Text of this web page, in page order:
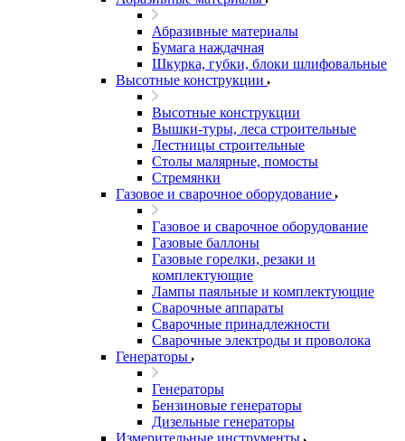
Абразивные материалы
Бумага наждачная
Шкурка, губки, блоки шлифовальные
Высотные конструкции
Высотные конструкции
Вышки-туры, леса строительные
Лестницы строительные
Столы малярные, помосты
Стремянки
Газовое и сварочное оборудование
Газовое и сварочное оборудование
Газовые баллоны
Газовые горелки, резаки и
комплектующие
Лампы паяльные и комплектующие
Сварочные аппараты
Сварочные принадлежности
Сварочные электроды и проволока
Генераторы
Генераторы
Бензиновые генераторы
Дизельные генераторы
Измерительные инструменты